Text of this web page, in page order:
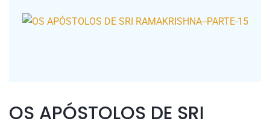
OS APÓSTOLOS DE SRI